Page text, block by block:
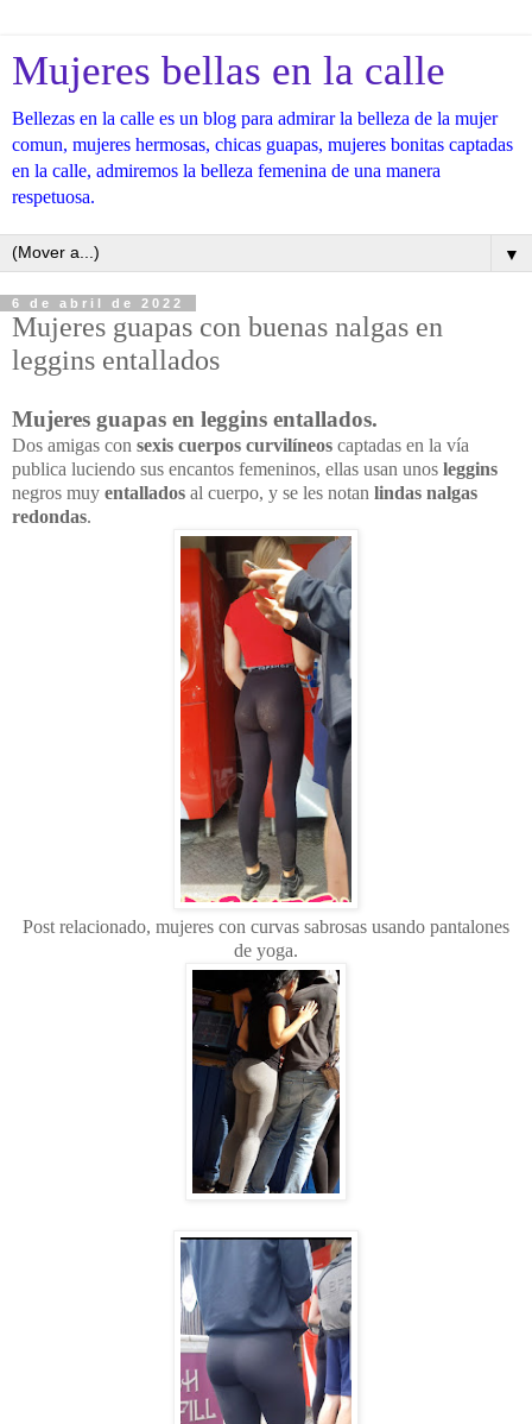
Mujeres bellas en la calle
Bellezas en la calle es un blog para admirar la belleza de la mujer
comun, mujeres hermosas, chicas guapas, mujeres bonitas captadas
en la calle, admiremos la belleza femenina de una manera
respetuosa.
▼
6 de abril de 2022
Mujeres guapas con buenas nalgas en
leggins entallados
Mujeres guapas en leggins entallados.
Dos amigas con sexis cuerpos curvilíneos captadas en la vía
publica luciendo sus encantos femeninos, ellas usan unos leggins
negros muy entallados al cuerpo, y se les notan lindas nalgas
redondas.
Post relacionado, mujeres con curvas sabrosas usando pantalones
de yoga.